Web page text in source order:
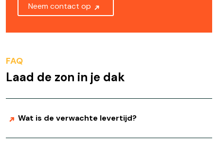
Neem contact op
FAQ
Laad de zon in je dak
Wat is de verwachte levertijd?